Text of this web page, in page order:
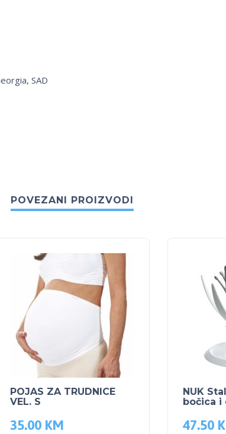
SAD
POVEZANI PROIZVODI
POJAS ZA TRUDNICE
VEL. S
35.00 KM
NUK
bočica i
47.50